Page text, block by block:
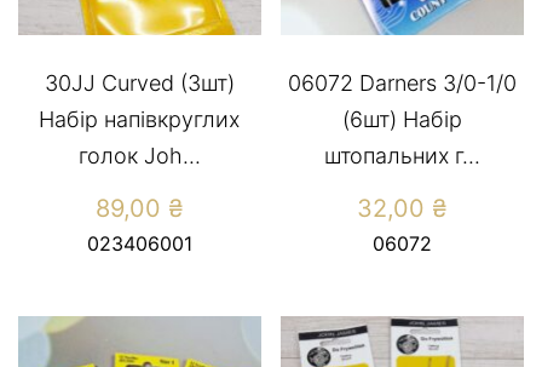
30JJ Сurved (3шт)
Набір напівкруглих
голок Joh...
89,00 ₴
023406001
06072 Darners 3/0-1/0
(6шт) Набір
штопальних г...
32,00 ₴
06072